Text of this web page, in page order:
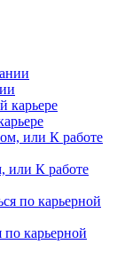
или К работе
карьерной